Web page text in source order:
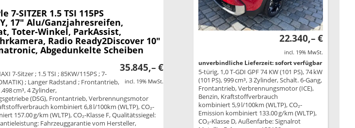
7-SITZER 1.5 TSI 115PS
17" Alu/Ganzjahresreifen,
Toter-Winkel, ParkAssist,
Radio Ready2Discover 10"
Abgedunkelte Scheiben
35.845,– €
incl. 19% MwSt.
7-Sitzer ; 1.5 TSI ; 85KW/115PS ; 7-
; Langer Radstand ; Frontantrieb,
cm³, 4 Zylinder,
(DSG), Frontantrieb, Verbrennungsmotor
kombiniert 6,8 l/100km (WLTP), CO₂-
157.00 g/km (WLTP), CO₂-Klasse F, Qualitätssiegel:
Fahrzeuggarantie vom Hersteller,
22.340,– €
incl. 19% MwSt.
unverbindliche Lieferzeit: sofort verfügbar
5-türig, 1,0 T-GDI GPF 74 KW (101 PS), 74 kW
(101 PS), 999 cm³, 3 Zylinder, Schalt. 6-Gang,
Frontantrieb, Verbrennungsmotor (ICE),
Benzin, Kraftstoffverbrauch
kombiniert 5,9 l/100km (WLTP), CO₂-
Emission kombiniert 133.00 g/km (WLTP),
CO₂-Klasse D, Außenfarbe: Signalrot